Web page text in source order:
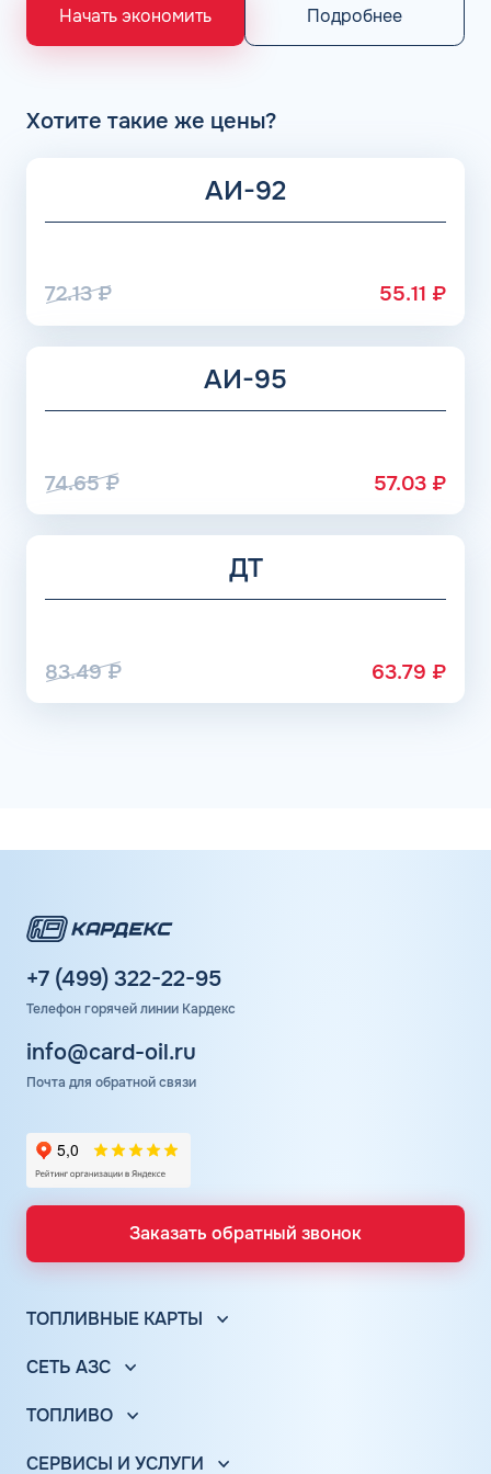
«Газпром», Рязанский НПЗ, Саратовский НПЗ, Уфимский
НПЗ группы Роснефть. АЗС Flash и АГЗС компании
Начать экономить Подробнее
Хотите такие же цены?
АИ-92
72.13₽ 55.11 ₽
АИ-95
74.65₽ 57.03 ₽
ДТ
83.49₽ 63.79 ₽
+7 (499) 322-22-95
Телефон горячей линии Кардекс
info@card-oil.ru
Почта для обратной связи
Заказать обратный звонок
ТОПЛИВНЫЕ КАРТЫ
Топливные карты КАРДЕКС
Топливные карты Лукойл
СЕТЬ АЗС
АЗС Лукойл
АЗС Газпромнефть
ТОПЛИВО
СЕРВИСЫ И УСЛУГИ